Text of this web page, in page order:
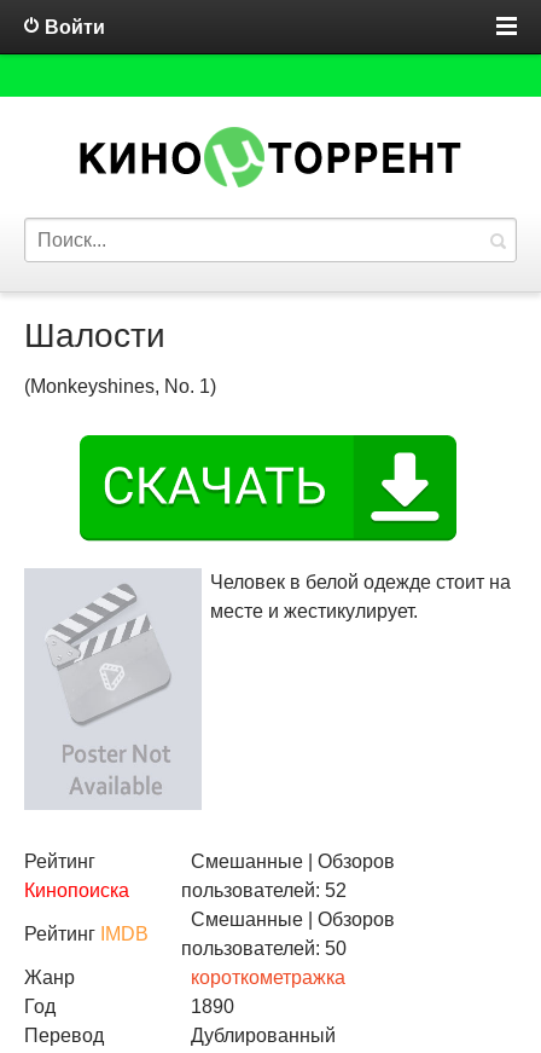
Войти
Шалости
(Monkeyshines, No. 1)
Человек в белой одежде стоит на
месте и жестикулирует.
Рейтинг
Кинопоиска
Смешанные | Обзоров
пользователей: 52
Рейтинг IMDB
Смешанные | Обзоров
пользователей: 50
Жанр
короткометражка
Год
1890
Перевод
Дублированный